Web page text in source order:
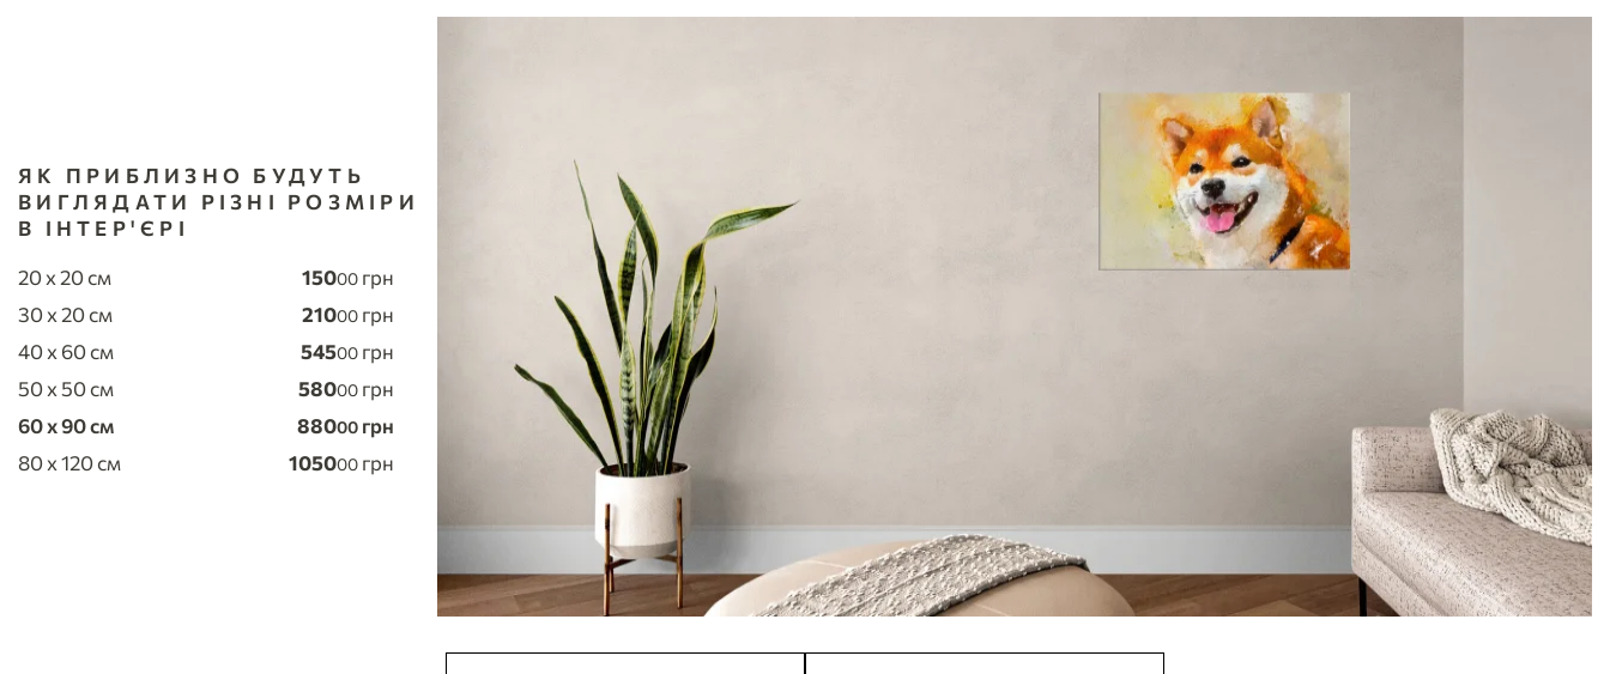
ЯК ПРИБЛИЗНО БУДУТЬ
ВИГЛЯДАТИ РІЗНІ РОЗМІРИ
В ІНТЕР'ЄРІ
20 x 20 см
15000 грн
30 x 20 см
21000 грн
40 x 60 см
54500 грн
50 x 50 см
58000 грн
60 x 90 см
88000 грн
80 x 120 см
105000 грн